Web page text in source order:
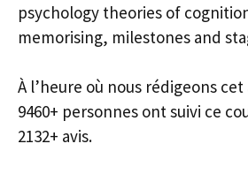
psychology theories of
memorising, milestones and
À l’heure où nous rédigeons
9460+ personnes ont suivi ce
2132+ avis.